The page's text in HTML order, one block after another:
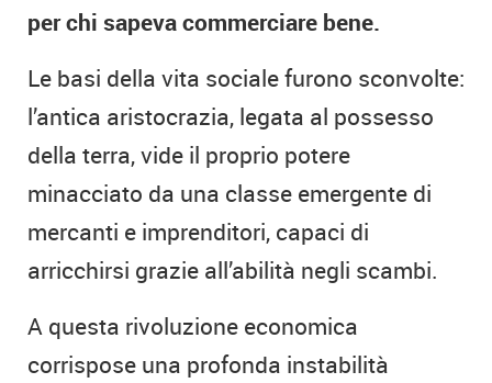
per chi sapeva commerciare bene.
Le basi della vita sociale furono sconvolte:
l’antica aristocrazia, legata al possesso
della terra, vide il proprio potere
minacciato da una classe emergente di
mercanti e imprenditori, capaci di
arricchirsi grazie all’abilità negli scambi.
A questa rivoluzione economica
corrispose una profonda instabilità